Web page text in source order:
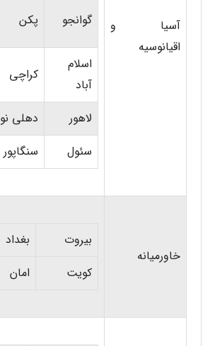
آسیا و
اقیانوسیه
گوانجو پکن
اسلام
آباد
کراچی
لاهور دهلی نو
سئول
سنگاپور
خاورمیانه
بیروت بغداد
کویت
امان